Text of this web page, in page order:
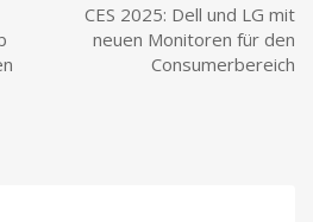
CES 2025: Dell und LG mit
neuen Monitoren für den
Consumerbereich